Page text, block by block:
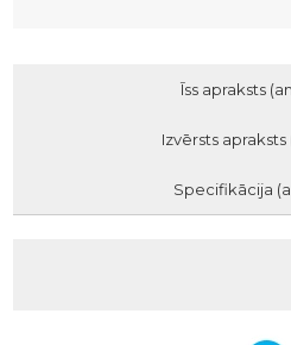
Īss apraksts
Izvērsts apraksts
Specifikācija